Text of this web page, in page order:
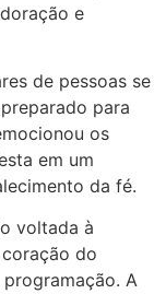
e
de pessoas se
para
os
em um
da fé.
voltada à
do
A